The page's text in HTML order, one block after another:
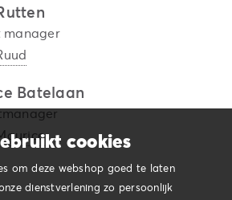
manager
Batelaan
cookies
om deze webshop goed te laten
dienstverlening zo persoonlijk